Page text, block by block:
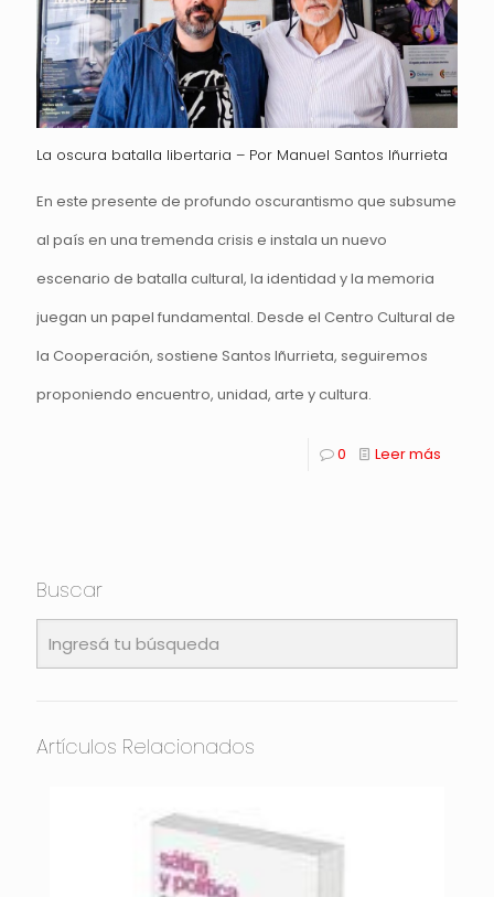
La oscura batalla libertaria – Por Manuel Santos Iñurrieta
En este presente de profundo oscurantismo que subsume
al país en una tremenda crisis e instala un nuevo
escenario de batalla cultural, la identidad y la memoria
juegan un papel fundamental. Desde el Centro Cultural de
la Cooperación, sostiene Santos Iñurrieta, seguiremos
proponiendo encuentro, unidad, arte y cultura.
0 Leer más
Buscar
Artículos Relacionados